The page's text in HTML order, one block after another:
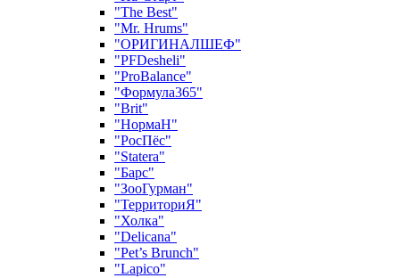
"The Best"
"Mr. Hrums"
"ОРИГИНАЛШЕФ"
"PFDesheli"
"ProBalance"
"Формула365"
"Brit"
"НормаН"
"РосПёс"
"Statera"
"Барс"
"ЗооГурман"
"ТерриториЯ"
"Холка"
"Delicana"
"Pet’s Brunch"
"Lapico"